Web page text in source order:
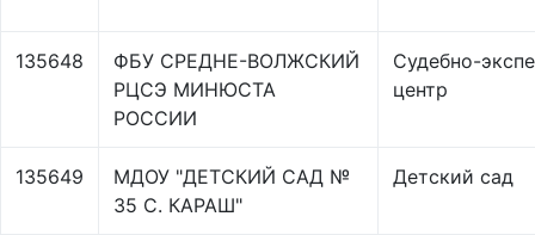
135648
ФБУ СРЕДНЕ-ВОЛЖСКИЙ
РЦСЭ МИНЮСТА
РОССИИ
Судебно-
центр
135649
МДОУ "ДЕТСКИЙ САД №
35 С. КАРАШ"
Детский сад